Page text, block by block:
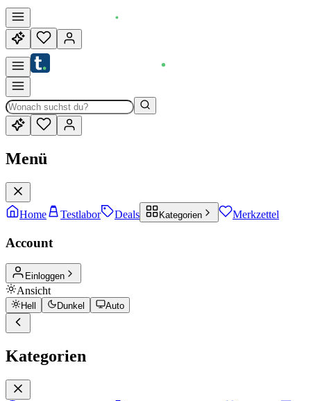
Menü
Home Testlabor Deals Kategorien Merkzettel
Account
Einloggen
Ansicht
Hell Dunkel Auto
Kategorien